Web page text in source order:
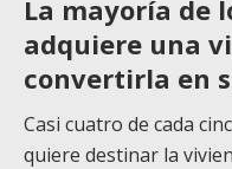
La mayoría de
adquiere una
convertirla en
Casi cuatro de cada
quiere destinar la